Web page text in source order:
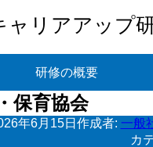
ャリアアップ
研修の概要
保育協会
年6月15日 作成者: 一般
カ